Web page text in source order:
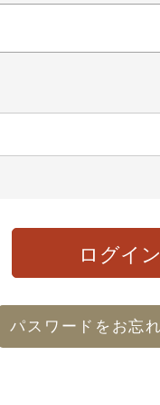
ログイン
パスワードをお忘